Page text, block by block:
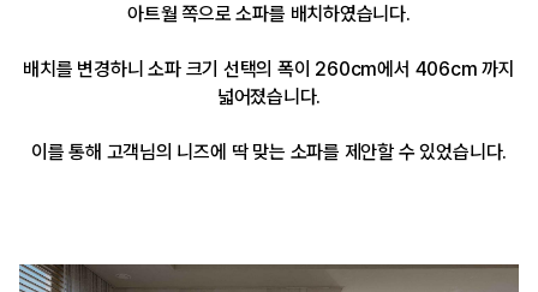
아트월 쪽으로 소파를 배치하였습니다.
배치를 변경하니 소파 크기 선택의 폭이 260cm에서 406cm 까지
넓어졌습니다.
이를 통해 고객님의 니즈에 딱 맞는 소파를 제안할 수 있었습니다.